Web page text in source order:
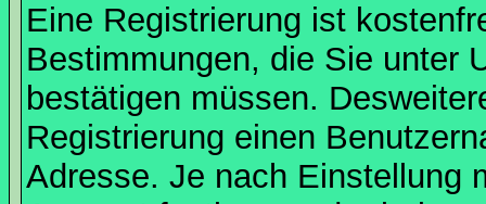
Eine Registrierung ist
Bestimmungen, die Sie unter
bestätigen müssen.
Registrierung einen
Adresse. Je nach Einstellung